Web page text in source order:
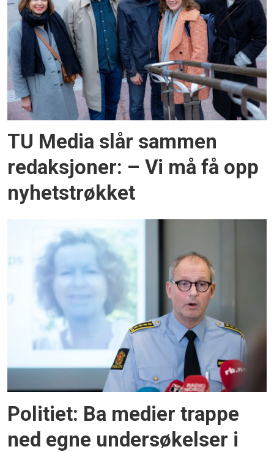
TU Media slår sammen
redaksjoner: – Vi må få opp
nyhetstrøkket
Politiet: Ba medier trappe
ned egne undersøkelser i